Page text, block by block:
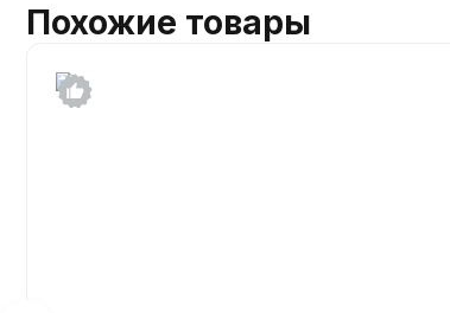
Похожие товары